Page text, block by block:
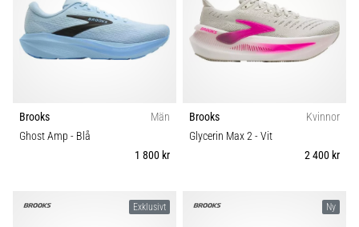
och
efter
löpning
alla
löpare
Carbon
Komfort och dämpning
Kategori
Brooks
Män
Ghost Amp - Blå
1 800 kr
Brooks
Kvinnor
Glycerin Max 2- Vit
2 400 kr
Exklusivt Ny